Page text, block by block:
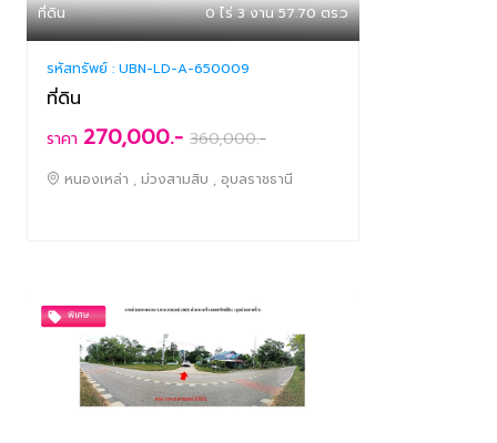
ที่ดิน 0 ไร่ 3 งาน 57.70 ตร.ว
รหัสทรัพย์ : UBN-LD-A-650009
ที่ดิน
ราคา 270,000.- 360,000.-
หนองเหล่า , ม่วงสามสิบ , อุบลราชธานี